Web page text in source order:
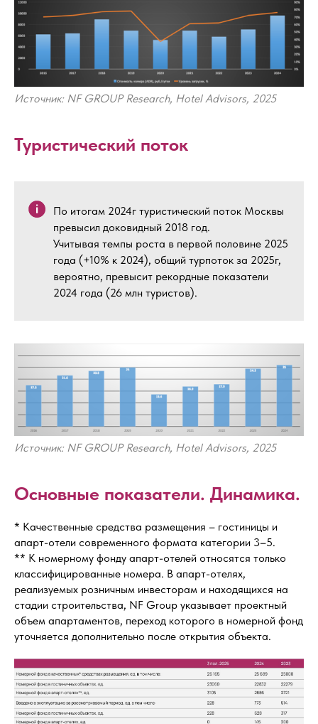
Источник: NF GROUP Research, Hotel Advisors, 2025
Туристический поток
По итогам 2024г туристический поток Москвы
превысил доковидный 2018 год.
Учитывая темпы роста в первой половине 2025
года (+10% к 2024), общий турпоток за 2025г,
вероятно, превысит рекордные показатели
2024 года (26 млн туристов).
Источник: NF GROUP Research, Hotel Advisors, 2025
Основные показатели. Динамика.
* Качественные средства размещения – гостиницы и
апарт-отели современного формата категории 3–5.
** К номерному фонду апарт-отелей относятся только
классифицированные номера. В апарт-отелях,
реализуемых розничным инвесторам и находящихся на
стадии строительства, NF Group указывает проектный
объем апартаментов, переход которого в номерной фонд
уточняется дополнительно после открытия объекта.